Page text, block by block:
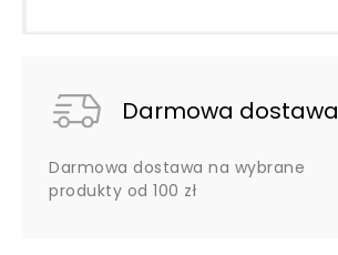
Darmowa dostawa
Darmowa dostawa na wybrane
produkty od 100 zł